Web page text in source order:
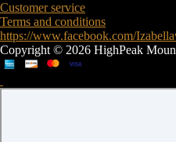
Customer service
Terms and conditions
https://www.facebook.com/
Copyright © 2026 HighPeak